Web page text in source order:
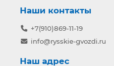
Наши контакты
+7(910)869-11-19
info@rysskie-gvozdi.ru
Наш адрес